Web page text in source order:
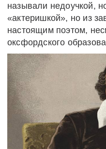
называли недоучкой,
«актеришкой», но из
настоящим поэтом,
оксфордского